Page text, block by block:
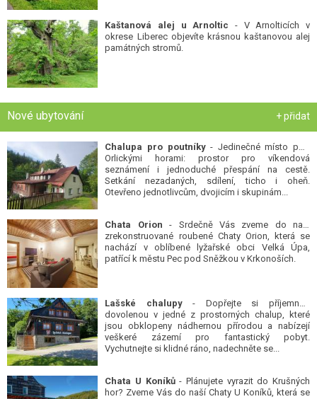
Kaštanová alej u Arnoltic - V Arnolticích v
okrese Liberec objevíte krásnou kaštanovou alej
památných stromů.
Nové ubytování + přidat
Chalupa pro poutníky- Jedinečné místo pod
Orlickými horami: prostor pro víkendová
seznámení i jednoduché přespání na cestě.
Setkání nezadaných, sdílení, ticho i oheň.
Otevřeno jednotlivcům, dvojicím i skupinám...
Chata Orion - Srdečně Vás zveme do naší
zrekonstruované roubené Chaty Orion, která se
nachází v oblíbené lyžařské obci Velká Úpa,
patřící k městu Pec pod Sněžkou v Krkonoších.
Lašské chalupy- Dopřejte si příjemnou
dovolenou v jedné z prostorných chalup, které
jsou obklopeny nádhernou přírodou a nabízejí
veškeré zázemí pro fantastický pobyt.
Vychutnejte si klidné ráno, nadechněte se...
Chata U Koníků- Plánujete vyrazit do Krušných
hor? Zveme Vás do naší Chaty U Koníků, která se